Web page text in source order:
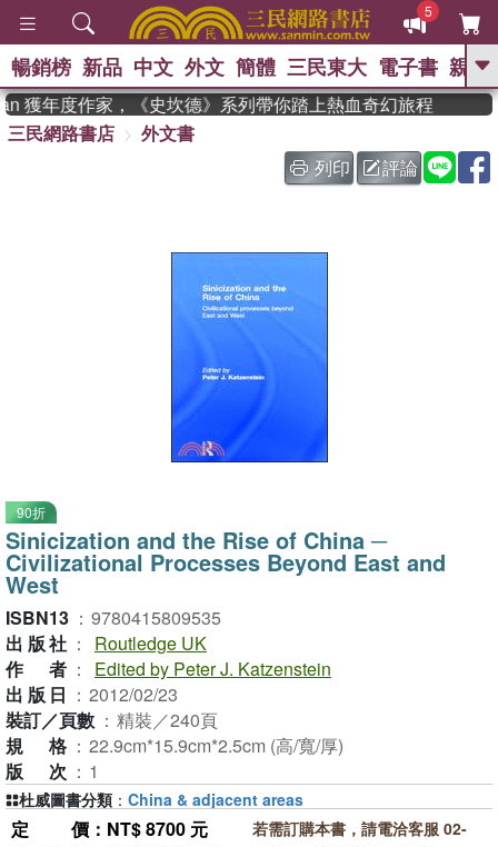
5
GO
The Odyssey 、 父親節 、 如果歷
史是一群喵 、 暑期推薦 、 國際布克
偉大的迷走神經
暢銷榜 新品 中文 外文 簡體 三民東大 電子書 親子
年度作家，《史坎德》系列帶你踏上熱血奇幻旅程
三民網路書店
外文書
列印
評論
90折
Sinicization and the Rise of China ─
Civilizational Processes Beyond East and
West
ISBN13 ： 9780415809535
出版社 ：
Routledge UK
作者 ：
Edited by Peter J. Katzenstein
出版日 ： 2012/02/23
裝訂／頁數 ： 精裝／240頁
規格 ： 22.9cm*15.9cm*2.5cm (高/寬/厚)
版次 ： 1
定價 ：NT$ 8700 元
若需訂購本書，請電洽客服 02-
杜威圖書分類 ： China & adjacent areas